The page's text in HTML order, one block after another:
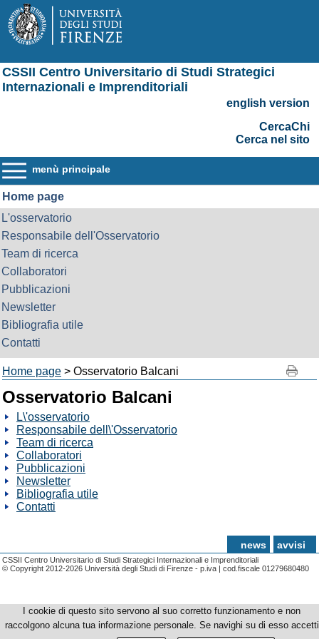
CSSII Centro Universitario di Studi Strategici
Internazionali e Imprenditoriali
english version
CercaChi
Cerca nel sito
menù principale
Home page
L'osservatorio
Responsabile dell'Osservatorio
Team di ricerca
Collaboratori
Pubblicazioni
Newsletter
Bibliografia utile
Contatti
Home page > Osservatorio Balcani
Osservatorio Balcani
L\'osservatorio
Responsabile dell\'Osservatorio
Team di ricerca
Collaboratori
Pubblicazioni
Newsletter
Bibliografia utile
Contatti
news avvisi
CSSII Centro Universitario di Studi Strategici Internazionali e Imprenditoriali
© Copyright 2012-2026 Università degli Studi di Firenze - p.iva | cod.fiscale 01279680480
I cookie di questo sito servono al suo corretto funzionamento e non
raccolgono alcuna tua informazione personale. Se navighi su di esso accetti